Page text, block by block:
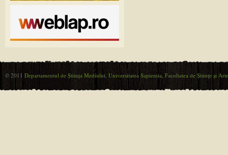
© 2011 Departamentul de Ştiinţa Mediului, Universitatea Sapientia, Facultatea de Ştiinţe şi